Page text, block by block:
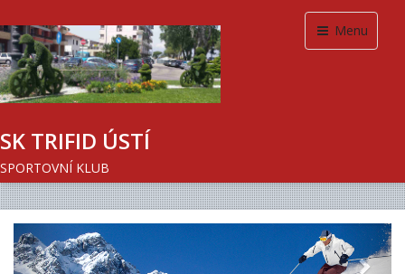
Menu
SK TRIFID ÚSTÍ
SPORTOVNÍ KLUB
Previous Next